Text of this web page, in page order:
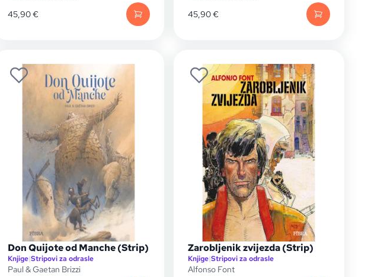
45,90€
45,90€
Don Quijote od Manche (Strip)
Knjige|Stripovi za odrasle
Paul & Gaetan Brizzi
Zarobljenik zvijezda (Strip)
Knjige|Stripovi za odrasle
Alfonso Font